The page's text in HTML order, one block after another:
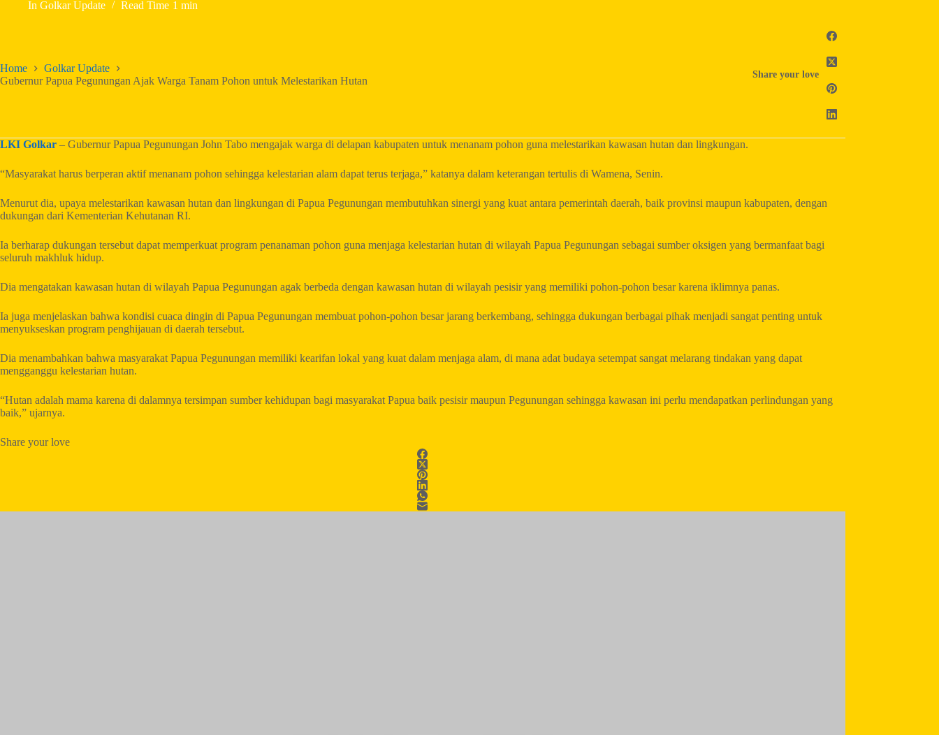
In Golkar Update Read Time 1 min
Home
Golkar Update
Gubernur Papua Pegunungan Ajak Warga Tanam Pohon untuk Melestarikan Hutan
Share your love
LKI Golkar – Gubernur Papua Pegunungan John Tabo mengajak warga di delapan kabupaten untuk menanam pohon guna melestarikan kawasan hutan dan lingkungan.
“Masyarakat harus berperan aktif menanam pohon sehingga kelestarian alam dapat terus terjaga,” katanya dalam keterangan tertulis di Wamena, Senin.
Menurut dia, upaya melestarikan kawasan hutan dan lingkungan di Papua Pegunungan membutuhkan sinergi yang kuat antara pemerintah daerah, baik provinsi maupun kabupaten, dengan
dukungan dari Kementerian Kehutanan RI.
Ia berharap dukungan tersebut dapat memperkuat program penanaman pohon guna menjaga kelestarian hutan di wilayah Papua Pegunungan sebagai sumber oksigen yang bermanfaat bagi
seluruh makhluk hidup.
Dia mengatakan kawasan hutan di wilayah Papua Pegunungan agak berbeda dengan kawasan hutan di wilayah pesisir yang memiliki pohon-pohon besar karena iklimnya panas.
Ia juga menjelaskan bahwa kondisi cuaca dingin di Papua Pegunungan membuat pohon-pohon besar jarang berkembang, sehingga dukungan berbagai pihak menjadi sangat penting untuk
menyukseskan program penghijauan di daerah tersebut.
Dia menambahkan bahwa masyarakat Papua Pegunungan memiliki kearifan lokal yang kuat dalam menjaga alam, di mana adat budaya setempat sangat melarang tindakan yang dapat
mengganggu kelestarian hutan.
“Hutan adalah mama karena di dalamnya tersimpan sumber kehidupan bagi masyarakat Papua baik pesisir maupun Pegunungan sehingga kawasan ini perlu mendapatkan perlindungan yang
baik,” ujarnya.
Share your love